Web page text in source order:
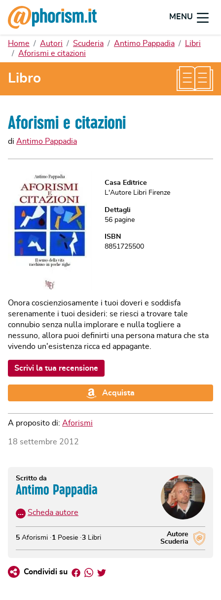
MENU
Home Autori Scuderia Antimo Pappadia
Libri
Aforismi e citazioni
Libro
Aforismi e citazioni
di Antimo Pappadia
Onora coscienziosamente i tuoi doveri e soddisfa
serenamente i tuoi desideri: se riesci a trovare tale
connubio senza nulla implorare e nulla togliere a
nessuno, allora puoi definirti una persona matura che sta
vivendo un'esistenza ricca ed appagante.
Scrivi la tua recensione
Casa Editrice
L'Autore Libri Firenze
Dettagli
56 pagine
ISBN
8851725500
Acquista
A proposito di: Aforismi
18 settembre 2012
Scritto da
Antimo Pappadia
… Scheda autore
Autore
Scuderia
5 Aforismi 1 Poesie 3 Libri
Condividi su Facebook
Whatsapp
Twitter